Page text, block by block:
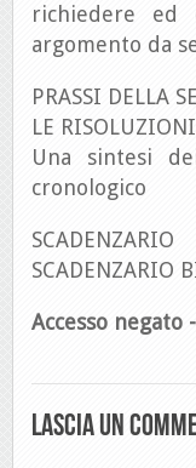
richiedere ed
argomento da
PRASSI DELLA
LE
Una sintesi
cronologico
SCADENZARIO
SCADENZARIO
Accesso negato
Lascia un